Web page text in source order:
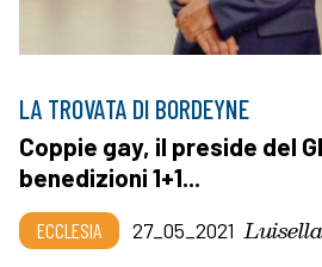
LA TROVATA DI BORDEYNE
Coppie gay, il preside del
benedizioni 1+1...
ECCLESIA 27_05_2021